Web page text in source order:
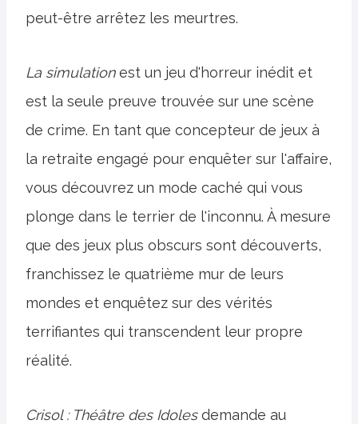
peut-être arrêtez les meurtres.
La simulationest un jeu d'horreur inédit et
est la seule preuve trouvée sur une scène
de crime. En tant que concepteur de jeux à
la retraite engagé pour enquêter sur l'affaire,
vous découvrez un mode caché qui vous
plonge dans le terrier de l'inconnu. À mesure
que des jeux plus obscurs sont découverts,
franchissez le quatrième mur de leurs
mondes et enquêtez sur des vérités
terrifiantes qui transcendent leur propre
réalité.
Crisol : Théâtre des Idolesdemande au